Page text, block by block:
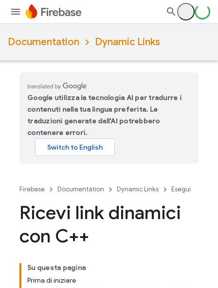
Documentation Dynamic Links
Google utilizza la tecnologia AI per tradurre i
contenuti nella tua lingua preferita. Le
traduzioni generate dall'AI potrebbero
contenere errori.
Firebase Documentation Dynamic Links Esegui
Ricevi link dinamici
con C++
Su questa pagina
Prima di iniziare